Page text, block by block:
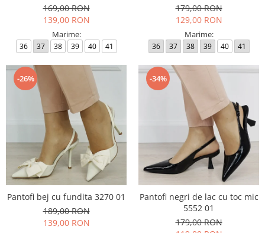
169,00 RON
139,00 RON
Marime:
36 37 38 39 40 41
179,00 RON
129,00 RON
Marime:
36 37 38 39 40 41
-26%
Pantofi bej cu fundita 3270 01
189,00 RON
139,00 RON
-34%
Pantofi negri de lac cu toc mic
5552 01
179,00 RON